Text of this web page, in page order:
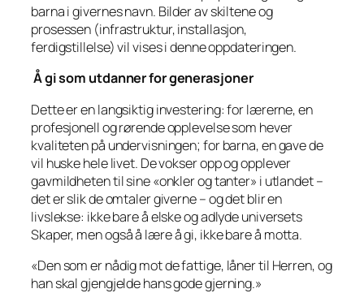
barna i givernes navn. Bilder av skiltene og
prosessen (infrastruktur, installasjon,
ferdigstillelse) vil vises i denne oppdateringen.
Å gi som utdanner for generasjoner
Dette er en langsiktig investering: for lærerne, en
profesjonell og rørende opplevelse som hever
kvaliteten på undervisningen; for barna, en gave de
vil huske hele livet. De vokser opp og opplever
gavmildheten til sine «onkler og tanter» i utlandet –
det er slik de omtaler giverne – og det blir en
livslekse: ikke bare å elske og adlyde universets
Skaper, men også å lære å gi, ikke bare å motta.
«Den som er nådig mot de fattige, låner til Herren, og
han skal gjengjelde hans gode gjerning.»